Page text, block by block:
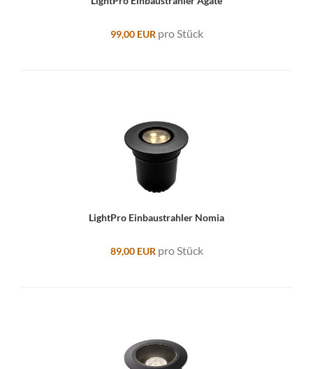
99,00 EUR pro Stück
LightPro Einbaustrahler Nomia
89,00 EUR pro Stück